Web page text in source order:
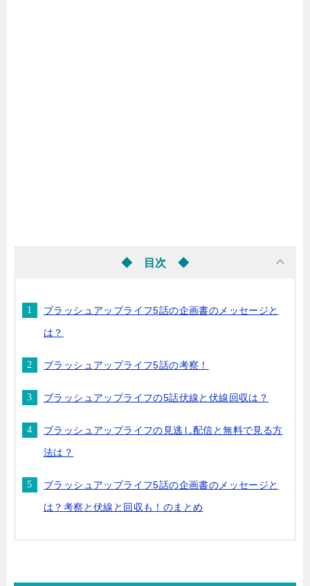
◆ 目次 ◆
ブラッシュアップライフ5話の企画書のメッセージと
は？
ブラッシュアップライフ5話の考察！
ブラッシュアップライフの5話伏線と伏線回収は？
ブラッシュアップライフの見逃し配信と無料で見る方
法は？
ブラッシュアップライフ5話の企画書のメッセージと
は？考察と伏線と回収も！のまとめ